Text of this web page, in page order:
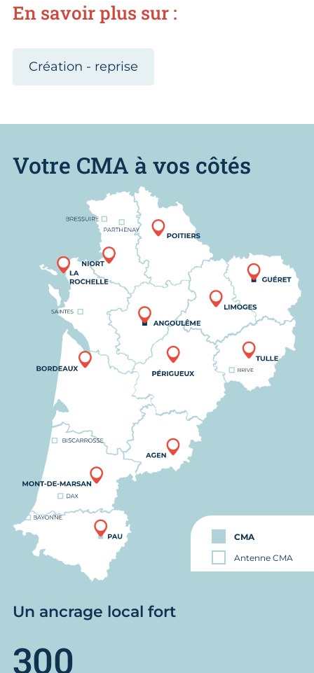
En savoir plus sur :
Création - reprise
Votre CMA à vos côtés
CMA
Antenne CMA
Un ancrage local fort
300